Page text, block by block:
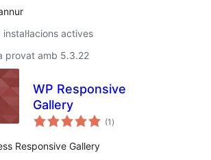
instal·lacions actives
provat amb 5.3.22
WP Responsive
Gallery
(1 puntuacions
totals
)
Responsive Gallery